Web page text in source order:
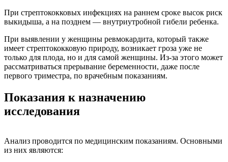
При стрептококковых инфекциях на раннем сроке высок риск
выкидыша, а на позднем — внутриутробной гибели ребенка.
При выявлении у женщины ревмокардита, который также
имеет стрептококковую природу, возникает гроза уже не
только для плода, но и для самой женщины. Из-за этого может
рассматриваться прерывание беременности, даже после
первого триместра, по врачебным показаниям.
Показания к назначению
исследования
Анализ проводится по медицинским показаниям. Основными
из них являются: